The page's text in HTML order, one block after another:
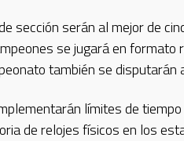
sección serán al mejor de
se jugará en
también se disputarán
límites de
de relojes físicos en los